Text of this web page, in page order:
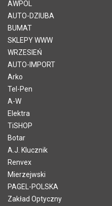
AWPOL
AUTO-DZIUBA
BUMAT
SKLEPY WWW
WRZESIEŃ
AUTO-IMPORT
Arko
Tel-Pen
A-W
Elektra
TiSHOP
Botar
A.J. Klucznik
Renvex
Mierzejwski
PAGEL-POLSKA
Zakład Optyczny